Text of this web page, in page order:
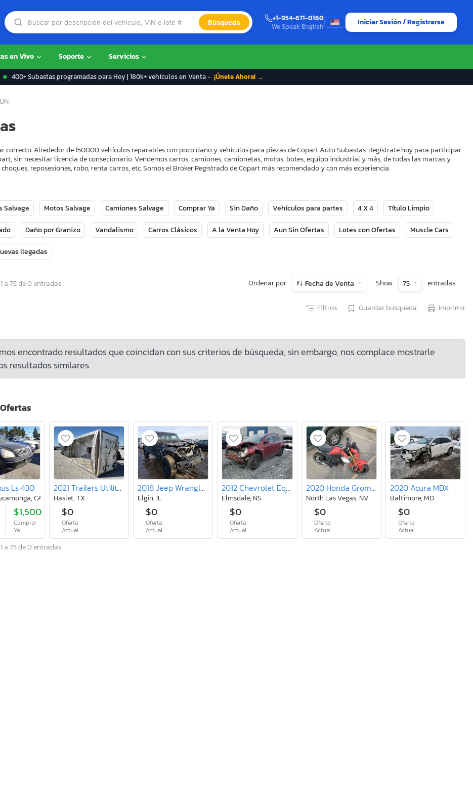
Búsqueda
+1-954-671-0160
We Speak English
Iniciar Sesión / Registrarse
en Vivo Soporte Servicios
400+ Subastas programadas para Hoy | 180k+ vehículos en Venta - ¡Únete Ahora! →
correcto. Alrededor de 150000 vehículos reparables con poco daño y vehículos para piezas de Copart Auto Subastas. Regístrate hoy para participar
sin necesitar licencia de consecionario. Vendemos carros, camiones, camionetas, motos, botes, equipo industrial y más, de todas las marcas y
reposesiones, robo, renta carros, etc. Somos el Broker Registrado de Copart más recomendado y con más experiencia.
Salvage Motos Salvage Camiones Salvage Comprar Ya Sin Daño Vehículos para partes 4 X 4 Título Limpio
Daño por Granizo Vandalismo Carros Clásicos A la Venta Hoy Aun Sin Ofertas Lotes con Ofertas Muscle Cars
llegadas
a 75 de 0 entradas Ordenar por Fecha de Venta Show 75 entradas
Filtros Guardar busqueda Imprimir
encontrado resultados que coincidan con sus criterios de búsqueda; sin embargo, nos complace mostrarle
resultados similares.
Ls 430
CA
$1,500
Comprar
Ya
2021 Trailers Utility Trailer
Haslet, TX
$0
Oferta
Actual
2018 Jeep Wrangler Unlimited Sport
Elgin, IL
$0
Oferta
Actual
2012 Chevrolet Equinox lt
Elmsdale, NS
$0
Oferta
Actual
2020 Honda Grom 125
North Las Vegas, NV
$0
Oferta
Actual
2020 Acura MDX
Baltimore, MD
$0
Oferta
Actual
a 75 de 0 entradas